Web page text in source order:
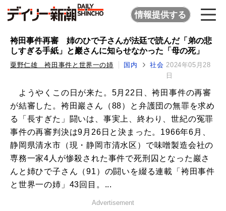
情報提供する
袴田事件再審 姉のひで子さんが法廷で読んだ「弟の悲
しすぎる手紙」と巖さんに知らせなかった「母の死」
粟野仁雄 袴田事件と世界一の姉 国内 社会 2024年05月28
日
ようやくこの日が来た。5月22日、袴田事件の再審
が結審した。袴田巖さん（88）と弁護団の無罪を求め
る「長すぎた」闘いは、事実上、終わり、世紀の冤罪
事件の再審判決は9月26日と決まった。1966年6月、
静岡県清水市（現・静岡市清水区）で味噌製造会社の
専務一家4人が惨殺された事件で死刑囚となった巖さ
んと姉ひで子さん（91）の闘いを綴る連載「袴田事件
と世界一の姉」43回目。...
Advertisement